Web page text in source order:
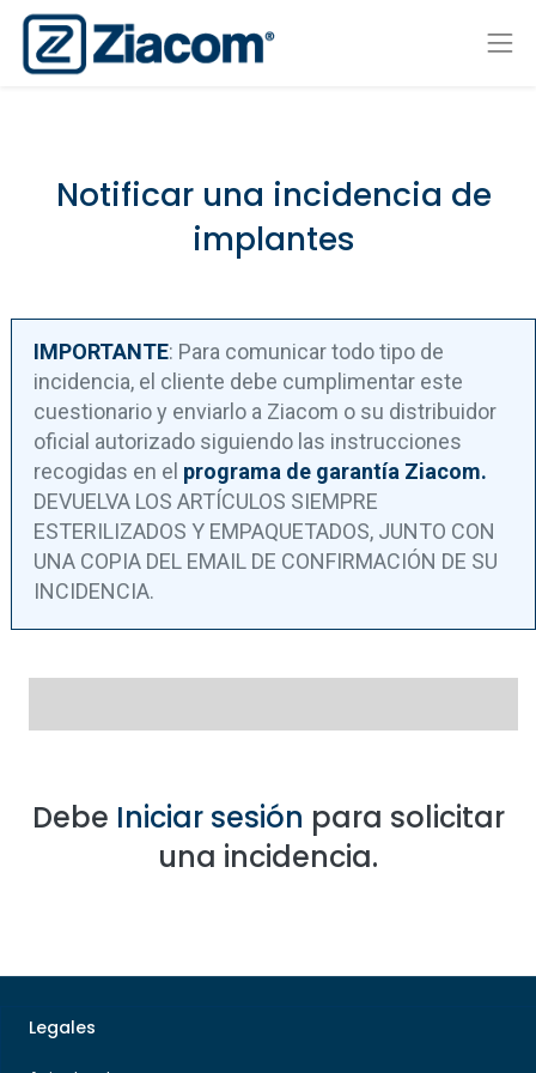
Notificar una incidencia de
implantes
IMPORTANTE: Para comunicar todo tipo de
incidencia, el cliente debe cumplimentar este
cuestionario y enviarlo a Ziacom o su distribuidor
oficial autorizado siguiendo las instrucciones
recogidas en el programa de garantía Ziacom.
DEVUELVA LOS ARTÍCULOS SIEMPRE
ESTERILIZADOS Y EMPAQUETADOS, JUNTO CON
UNA COPIA DEL EMAIL DE CONFIRMACIÓN DE SU
INCIDENCIA.
Debe Iniciar sesión para solicitar
una incidencia.
Legales